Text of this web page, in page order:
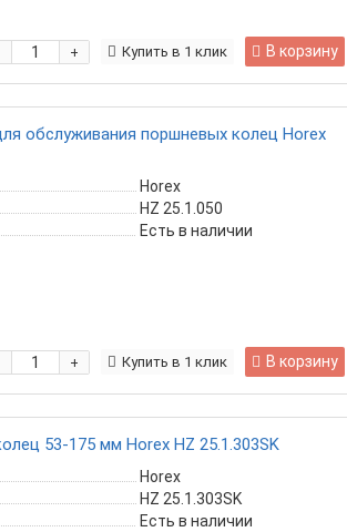
+ В корзину
Купить в 1 клик
обслуживания поршневых колец Horex
Horex
HZ 25.1.050
Есть в наличии
+ В корзину
Купить в 1 клик
53-175 мм Horex HZ 25.1.303SK
Horex
HZ 25.1.303SK
Есть в наличии